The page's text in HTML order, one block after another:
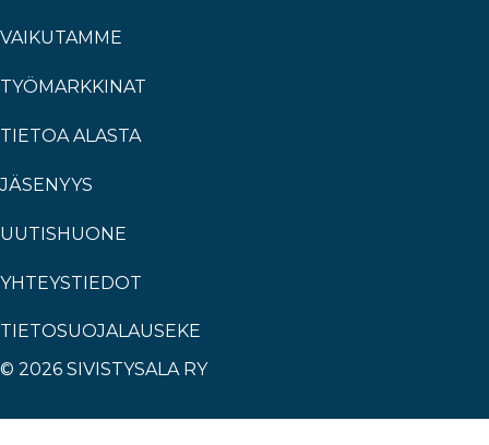
VAIKUTAMME
TYÖMARKKINAT
TIETOA ALASTA
JÄSENYYS
UUTISHUONE
YHTEYSTIEDOT
TIETOSUOJALAUSEKE
© 2026 SIVISTYSALA RY